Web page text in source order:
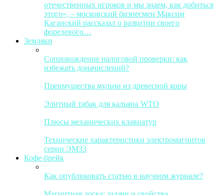
отечественных игроков и мы знаем, как добиться
этого», – московский бизнесмен Максим
Каганский рассказал о развитии своего
форелевого…
Земляки
Сопровождение налоговой проверки: как
избежать доначислений?
Преимущества мульчи из древесной коры
Элитный табак для кальяна WTO
Плюсы механических клавиатур
Технические характеристики электромагнитов
серии ЭМ33
Кофе-брейк
Как опубликовать статью в научном журнале?